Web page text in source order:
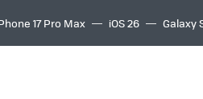
17 Pro Max iOS 26 Galaxy